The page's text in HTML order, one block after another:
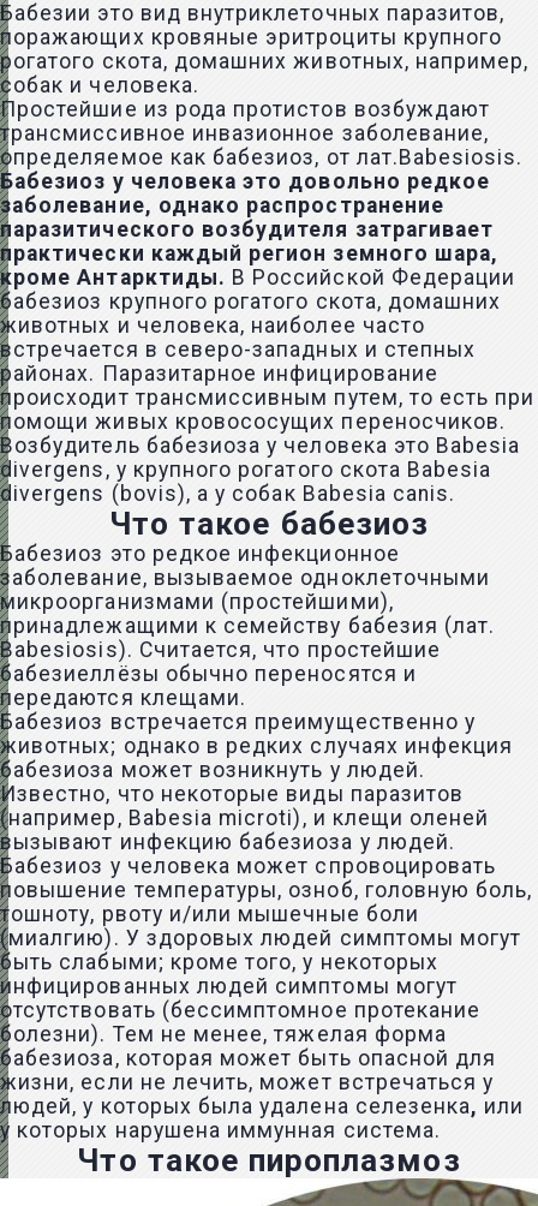
Бабезии это вид внутриклеточных паразитов,
поражающих кровяные эритроциты крупного
рогатого скота, домашних животных, например,
собак и человека.
Простейшие из рода протистов возбуждают
трансмиссивное инвазионное заболевание,
определяемое как бабезиоз, от лат.Babesiosis.
Бабезиоз у человека это довольно редкое
заболевание, однако распространение
паразитического возбудителя затрагивает
практически каждый регион земного шара,
кроме Антарктиды. В Российской Федерации
бабезиоз крупного рогатого скота, домашних
животных и человека, наиболее часто
встречается в северо-западных и степных
районах. Паразитарное инфицирование
происходит трансмиссивным путем, то есть при
помощи живых кровососущих переносчиков.
Возбудитель бабезиоза у человека это Babesia
divergens, у крупного рогатого скота Babesia
divergens (bovis), а у собак Babesia canis.
Что такое бабезиоз
Бабезиоз это редкое инфекционное
заболевание, вызываемое одноклеточными
микроорганизмами (простейшими),
принадлежащими к семейству бабезия (лат.
Babesiosis). Считается, что простейшие
бабезиеллёзы обычно переносятся и
передаются клещами.
Бабезиоз встречается преимущественно у
животных; однако в редких случаях инфекция
бабезиоза может возникнуть у людей.
Известно, что некоторые виды паразитов
(например, Babesia microti), и клещи оленей
вызывают инфекцию бабезиоза у людей.
Бабезиоз у человека может спровоцировать
повышение температуры, озноб, головную боль,
тошноту, рвоту и/или мышечные боли
(миалгию). У здоровых людей симптомы могут
быть слабыми; кроме того, у некоторых
инфицированных людей симптомы могут
отсутствовать (бессимптомное протекание
болезни). Тем не менее, тяжелая форма
бабезиоза, которая может быть опасной для
жизни, если не лечить, может встречаться у
людей, у которых была удалена селезенка, или
у которых нарушена иммунная система.
Что такое пироплазмоз